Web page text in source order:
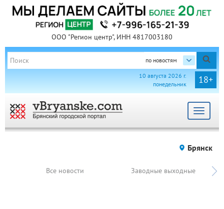
ООО "Регион центр", ИНН 4817003180
по новостям
18+
10 августа 2026 г.
понедельник
Toggle
Брянск
Все новости Заводные выходные